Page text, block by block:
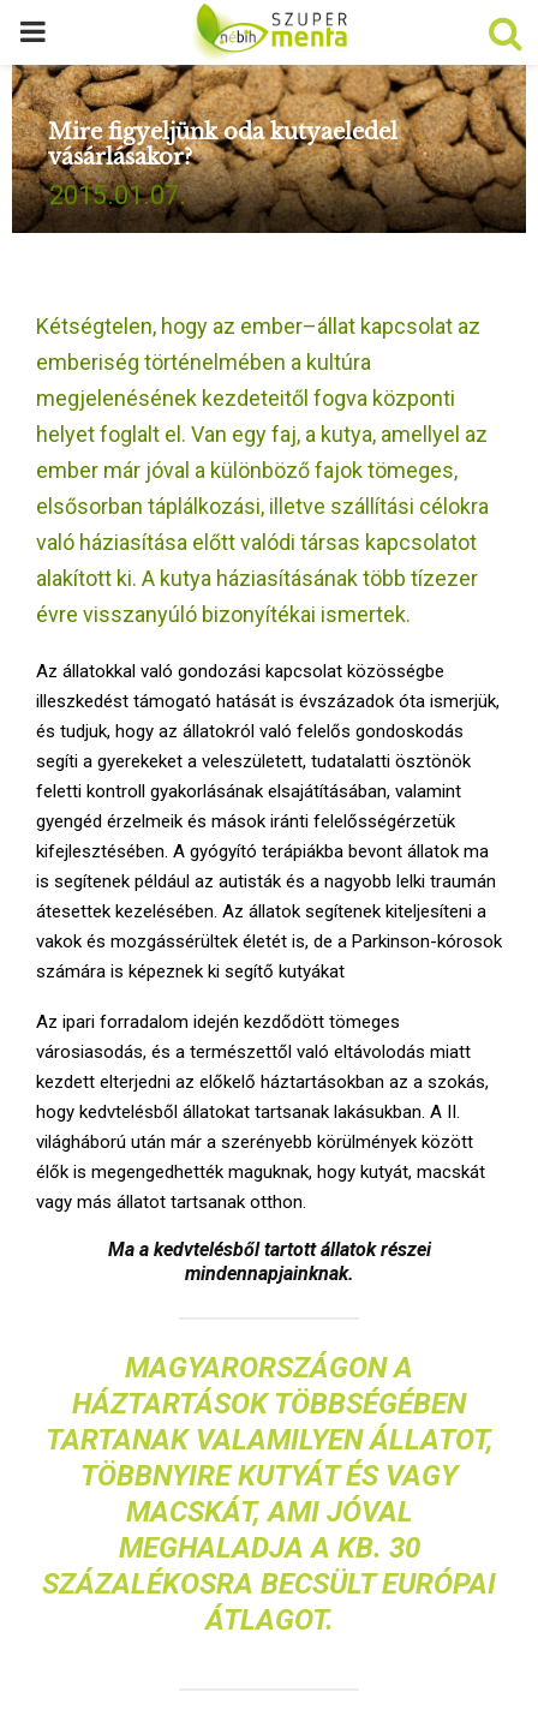
P
R
I
M
R
M
E
N
U
Mire figyeljünk oda kutyaeledel
vásárlásakor?
2015.01.07.
Kétségtelen, hogy az ember–állat kapcsolat az
emberiség történelmében a kultúra
megjelenésének kezdeteitől fogva központi
helyet foglalt el. Van egy faj, a kutya, amellyel az
ember már jóval a különböző fajok tömeges,
elsősorban táplálkozási, illetve szállítási célokra
való háziasítása előtt valódi társas kapcsolatot
alakított ki. A kutya háziasításának több tízezer
évre visszanyúló bizonyítékai ismertek.
Az állatokkal való gondozási kapcsolat közösségbe
illeszkedést támogató hatását is évszázadok óta ismerjük,
és tudjuk, hogy az állatokról való felelős gondoskodás
segíti a gyerekeket a veleszületett, tudatalatti ösztönök
feletti kontroll gyakorlásának elsajátításában, valamint
gyengéd érzelmeik és mások iránti felelősségérzetük
kifejlesztésében. A gyógyító terápiákba bevont állatok ma
is segítenek például az autisták és a nagyobb lelki traumán
átesettek kezelésében. Az állatok segítenek kiteljesíteni a
vakok és mozgássérültek életét is, de a Parkinson-kórosok
számára is képeznek ki segítő kutyákat
Az ipari forradalom idején kezdődött tömeges
városiasodás, és a természettől való eltávolodás miatt
kezdett elterjedni az előkelő háztartásokban az a szokás,
hogy kedvtelésből állatokat tartsanak lakásukban. A II.
világháború után már a szerényebb körülmények között
élők is megengedhették maguknak, hogy kutyát, macskát
vagy más állatot tartsanak otthon.
Ma a kedvtelésből tartott állatok részei
mindennapjainknak.
MAGYARORSZÁGON A
HÁZTARTÁSOK TÖBBSÉGÉBEN
TARTANAK VALAMILYEN ÁLLATOT,
TÖBBNYIRE KUTYÁT ÉS VAGY
MACSKÁT, AMI JÓVAL
MEGHALADJA A KB. 30
SZÁZALÉKOSRA BECSÜLT EURÓPAI
ÁTLAGOT.